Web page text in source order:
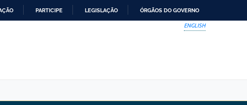
PARTICIPE LEGISLAÇÃO ÓRGÃOS DO GOVERNO
ENGLISH